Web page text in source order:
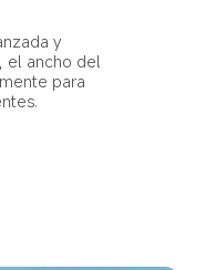
y
el ancho del
para